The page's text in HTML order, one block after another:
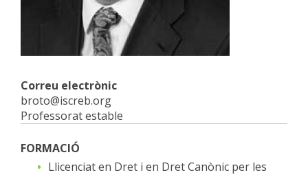
Correu electrònic
broto@iscreb.org
Professorat estable
FORMACIÓ
Llicenciat en Dret i en Dret Canònic per les